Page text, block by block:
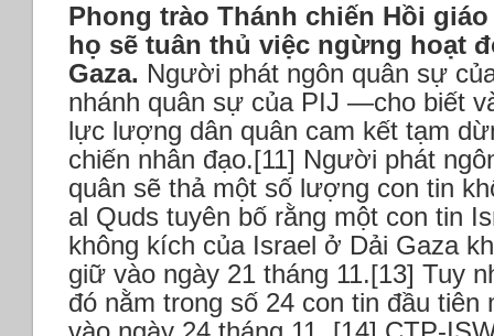
Phong trào Thánh chiến Hồi
họ sẽ tuân thủ việc ngừng hoạt
Gaza. Người phát ngôn quân sự
nhánh quân sự của PIJ —cho biết
lực lượng dân quân cam kết tạm
chiến nhân đạo.[11] Người phát
quân sẽ thả một số lượng con tin
al Quds tuyên bố rằng một con tin
không kích của Israel ở Dải Gaza
giữ vào ngày 21 tháng 11.[13] Tuy
đó nằm trong số 24 con tin đầu tiên